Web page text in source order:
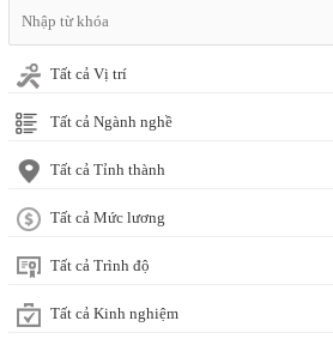
Tất cả Vị trí
Tất cả Ngành nghề
Tất cả Tỉnh thành
Tất cả Mức lương
Tất cả Trình độ
Tất cả Kinh nghiệm